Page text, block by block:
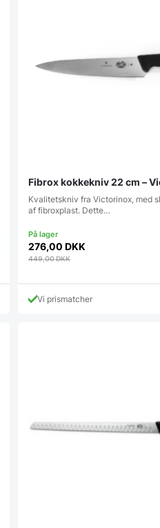
Fibrox kokkekniv 22 cm –
Kvalitetskniv fra Victorinox, med
af fibroxplast. Dette…
276,00DKK
449,00DKK
Vi prismatcher